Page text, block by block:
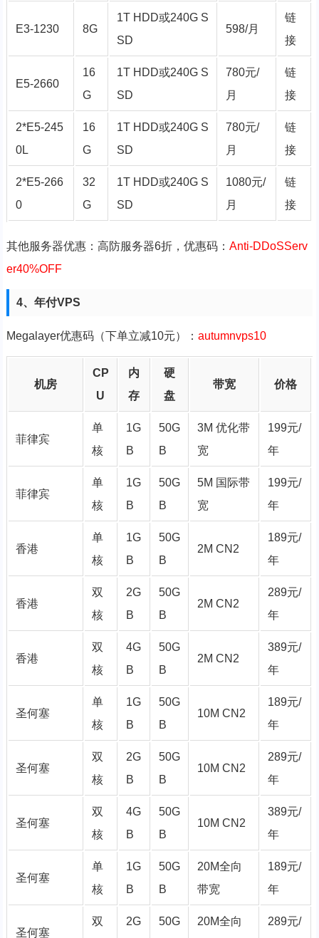
E3-1230 8G
1T HDD或240G S
SD
598/月
链
接
E5-2660
16
G
1T HDD或240G S
SD
780元/
月
链
接
2*E5-245
0L
16
G
1T HDD或240G S
SD
780元/
月
链
接
2*E5-266
0
32
G
1T HDD或240G S
SD
1080元/
月
链
接
其他服务器优惠：高防服务器6折，优惠码： Anti-DDoSServ
er40%OFF
4、年付VPS
Megalayer优惠码（下单立减10元）： autumnvps10
机房
CP
U
内
存
硬
盘
带宽 价格
菲律宾
单
核
1G
B
50G
B
3M 优化带
宽
199元/
年
菲律宾
单
核
1G
B
50G
B
5M 国际带
宽
199元/
年
香港
单
核
1G
B
50G
B
2M CN2
189元/
年
香港
双
核
2G
B
50G
B
2M CN2
289元/
年
香港
双
核
4G
B
50G
B
2M CN2
389元/
年
圣何塞
单
核
1G
B
50G
B
10M CN2
189元/
年
圣何塞
双
核
2G
B
50G
B
10M CN2
289元/
年
圣何塞
双
核
4G
B
50G
B
10M CN2
389元/
年
圣何塞
单
核
1G
B
50G
B
20M全向
带宽
189元/
年
圣何塞
双 2G 50G 20M全向 289元/